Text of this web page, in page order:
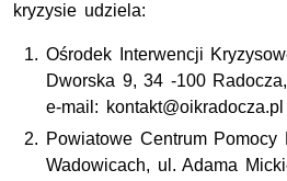
kryzysie udziela:
Ośrodek Interwencji
Dworska 9, 34 -100
e-mail: kontakt@oikradocza.pl
Powiatowe Centrum Pomocy
Wadowicach, ul. Adama